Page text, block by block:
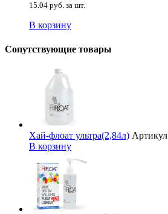
15.04 руб. за шт.
В корзину
Сопутствующие товары
Хай-флоат ультра(2,84л)
В корзину